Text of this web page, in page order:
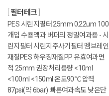
필터테크
PES 시린지필터 25mm 0.22um 100
개입 수용액과 버퍼의 정밀여과용 - 시
린지필터 시린지주사기필터 멤브레인
재질PES 하우징재질PP 유효여과면
적 25mm 권장처리용량 <10ml
<100ml <150ml 온도90℃ 압력
87psi(약 6bar) 빠른여과속도 낮은단